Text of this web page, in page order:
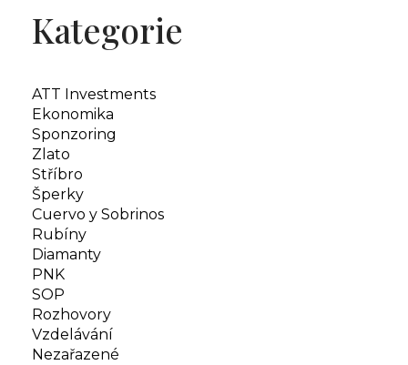
Kategorie
ATT Investments
Ekonomika
Sponzoring
Zlato
Stříbro
Šperky
Cuervo y Sobrinos
Rubíny
Diamanty
PNK
SOP
Rozhovory
Vzdelávání
Nezařazené